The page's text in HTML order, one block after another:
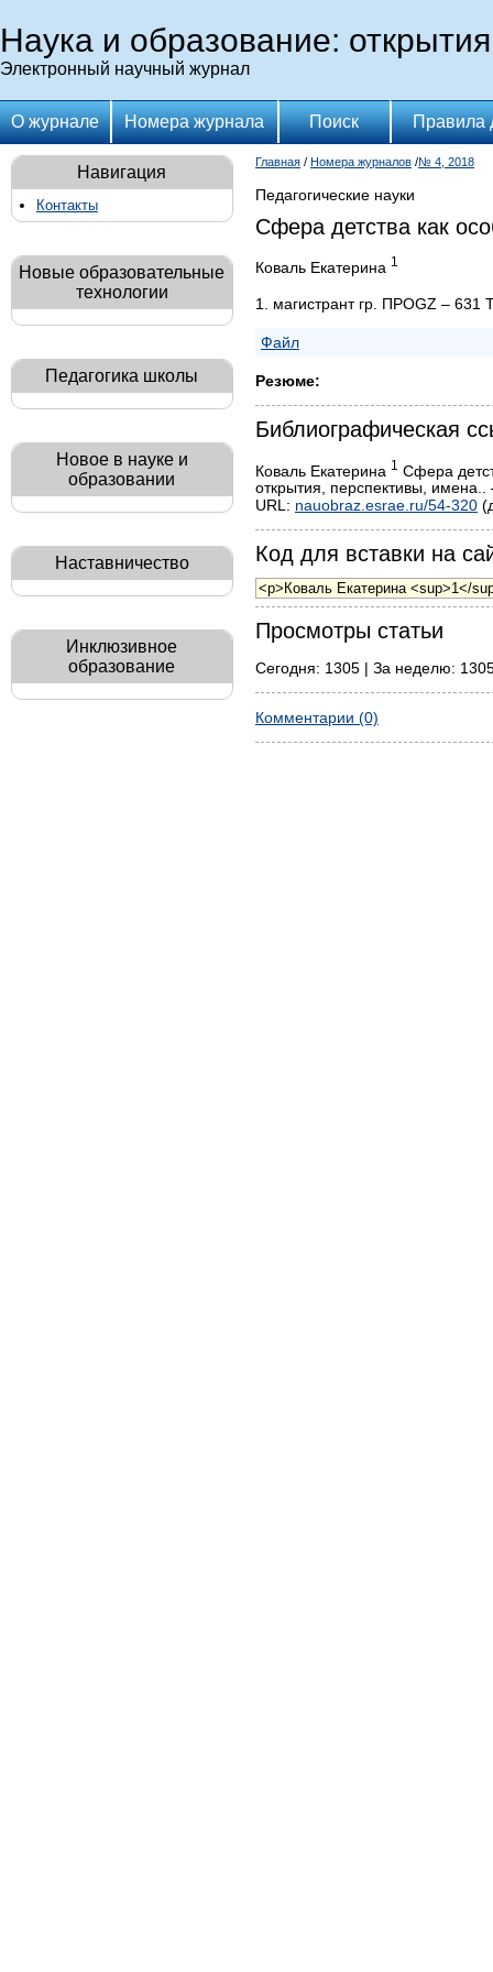
Наука и образование:
Электронный научный журнал
О журнале Номера журнала Поиск Правила
Навигация
Контакты
Новые образовательные
технологии
Педагогика школы
Новое в науке и
образовании
Наставничество
Инклюзивное
образование
Главная / Номера журналов /№ 4, 2018
Педагогические науки
Сфера детства как
Коваль Екатерина 1
1. магистрант гр. ПРОGZ –
Файл
Резюме:
Библиографическая
Коваль Екатерина 1 Сфера
открытия, перспективы,
URL: nauobraz.esrae.ru/54-320
Код для вставки на
Просмотры статьи
Сегодня: 1305 | За неделю:
Комментарии (0)